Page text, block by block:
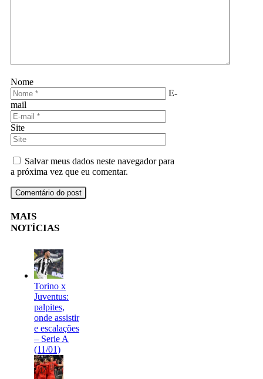
Nome
E-
mail
Site
Salvar meus dados neste navegador para
a próxima vez que eu comentar.
MAIS
NOTÍCIAS
Torino x
Juventus:
palpites,
onde assistir
e escalações
– Serie A
(11/01)